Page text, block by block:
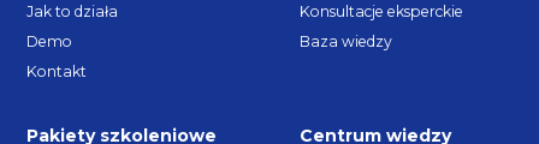
Jak to działa
Demo
Kontakt
Konsultacje eksperckie
Baza wiedzy
Pakiety szkoleniowe Centrum wiedzy